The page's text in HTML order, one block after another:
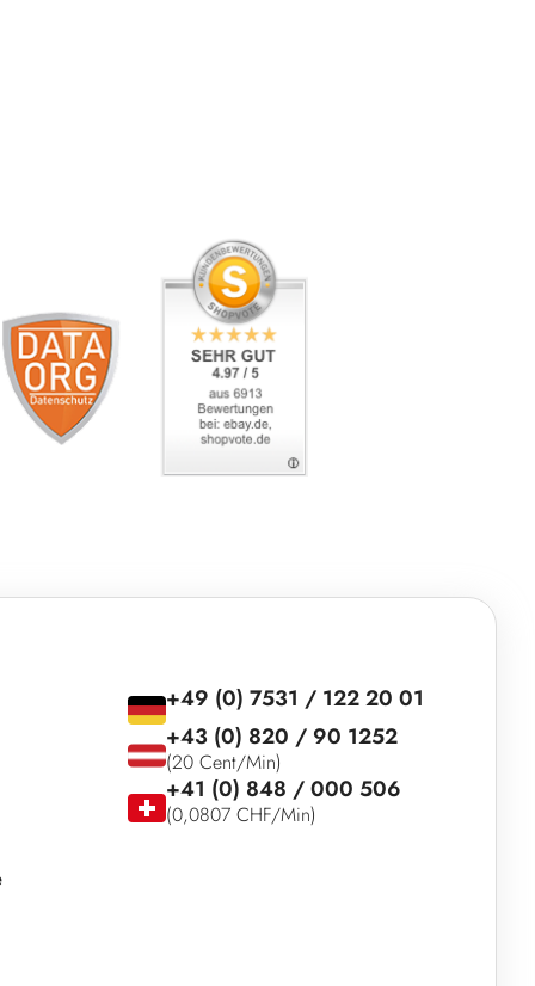
+49 (0) 7531 / 122 20 01
+43 (0) 820 / 90 1252
(20 Cent/Min)
+41 (0) 848 / 000 506
(0,0807 CHF/Min)